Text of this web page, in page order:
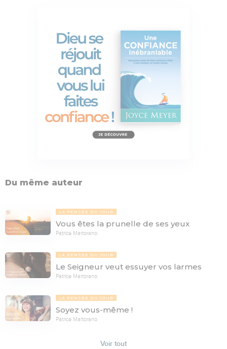
Du même auteur
LA PENSÉE DU JOUR
Vous êtes la prunelle de ses yeux
Patrice Martorano
LA PENSÉE DU JOUR
Le Seigneur veut essuyer vos larmes
Patrice Martorano
LA PENSÉE DU JOUR
Soyez vous-même !
Patrice Martorano
Voir tout